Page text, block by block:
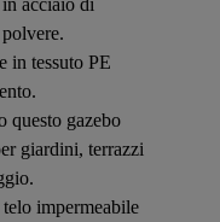
acciaio di
in tessuto PE
questo gazebo
giardini, terrazzi
impermeabile